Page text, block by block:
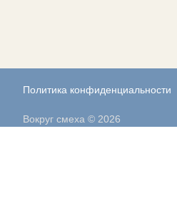
Политика конфиденциальности
Вокруг смеха © 2026